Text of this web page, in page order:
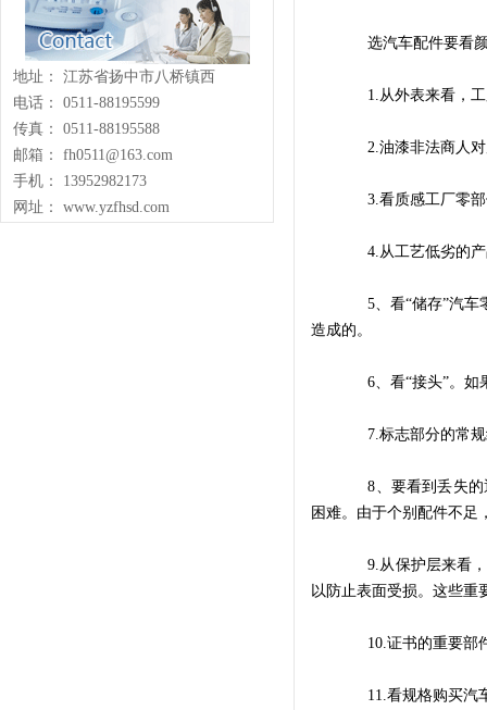
地址： 江苏省扬中市八桥镇西
电话： 0511-88195599
传真： 0511-88195588
邮箱： fh0511@163.com
手机： 13952982173
网址： www.yzfhsd.com
选汽车配件要看颜
1.从外表来看，工
2.油漆非法商人对
3.看质感工厂零部
4.从工艺低劣的产
5、看“储存”汽车零
造成的。
6、看“接头”。如果
7.标志部分的常规
8、要看到丢失的通
困难。由于个别配件不足
9.从保护层来看，
以防止表面受损。这些重
10.证书的重要部件
11.看规格购买汽车